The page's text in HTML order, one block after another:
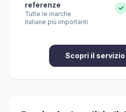
referenze
Tutte le marche
italiane più importanti
✓
Scopri il